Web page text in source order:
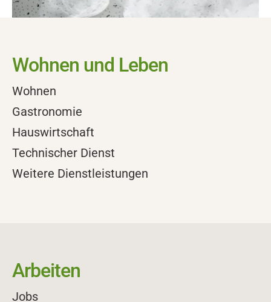
Wohnen und Leben
Wohnen
Gastronomie
Hauswirtschaft
Technischer Dienst
Weitere Dienstleistungen
Arbeiten
Jobs